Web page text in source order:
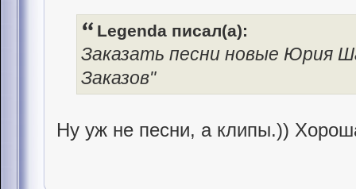
Legenda писал(а):
Заказать песни новые Юрия
Заказов"
Ну уж не песни, а клипы.))